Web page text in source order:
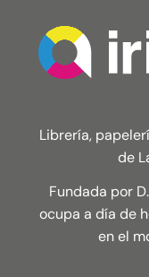
Librería,
de
Fundada por
ocupa a día de
en el